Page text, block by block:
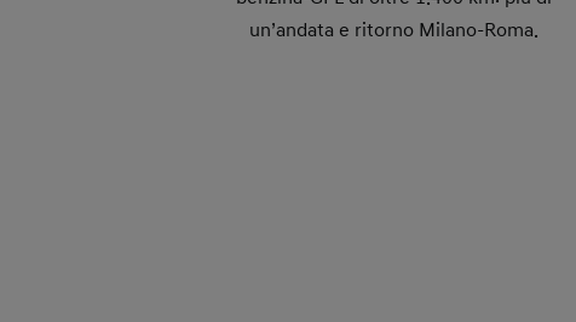
un’andata e ritorno Milano-Roma.